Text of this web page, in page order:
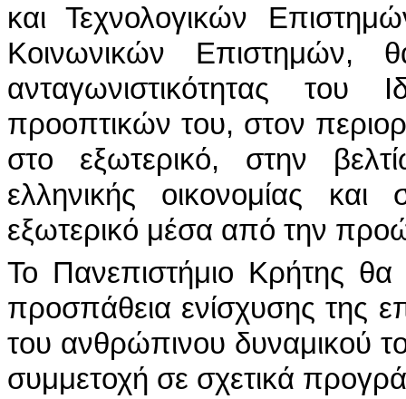
και Τεχνολογικών
Κοινωνικών Επιστημών,
ανταγωνιστικότητας του
προοπτικών του, στον
στο εξωτερικό, στην
ελληνικής οικονομίας
εξωτερικό μέσα από την
Το Πανεπιστήμιο Κρήτης θα
προσπάθεια ενίσχυσης της
του ανθρώπινου δυναμικού
συμμετοχή σε σχετικά